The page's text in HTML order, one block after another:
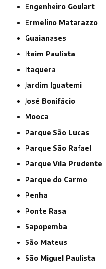
Engenheiro Goulart
Ermelino Matarazzo
Guaianases
Itaim Paulista
Itaquera
Jardim Iguatemi
José Bonifácio
Mooca
Parque São Lucas
Parque São Rafael
Parque Vila Prudente
Parque do Carmo
Penha
Ponte Rasa
Sapopemba
São Mateus
São Miguel Paulista